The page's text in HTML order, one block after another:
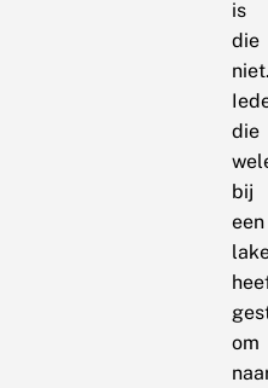
is
die
die
bij
een
om